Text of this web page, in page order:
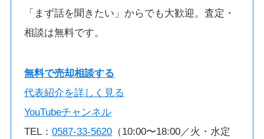
「まず話を聞きたい」からでも大歓迎。査定・
相談は無料です。
無料で売却相談する
代表紹介を詳しく見る
YouTubeチャンネル
TEL：0587-33-5620 （10:00〜18:00／火・水定